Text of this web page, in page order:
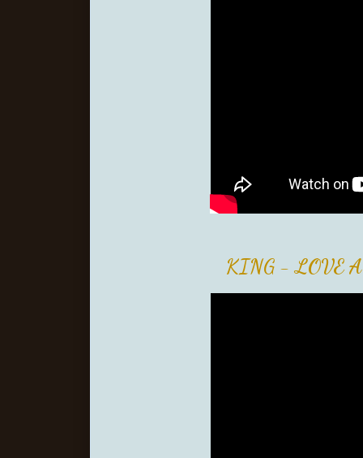
KING - LOVE